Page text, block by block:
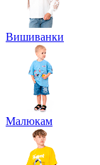
Вишиванки
Малюкам